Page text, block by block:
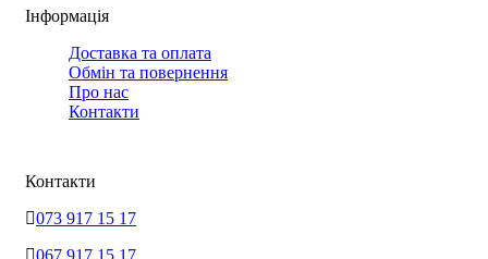
Інформація
Доставка та оплата
Обмін та повернення
Про нас
Контакти
Контакти
073 917 15 17
067 917 15 17